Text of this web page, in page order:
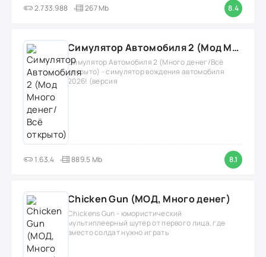
2.733.988 267 Mb 8.4
Симулятор Автомобиля 2 (Мод Много денег/Всё открыто)
Симулятор Автомобиля 2 (Много денег/Всё
открыто) - симулятор вождения автомобиля
2026! (версия
1.63.4 889.5 Mb 8.1
Chicken Gun (МОД, Много денег)
Chickens Gun - юмористический
мультиплеерный шутер от первого лица, где
вместо солдат нужно играть